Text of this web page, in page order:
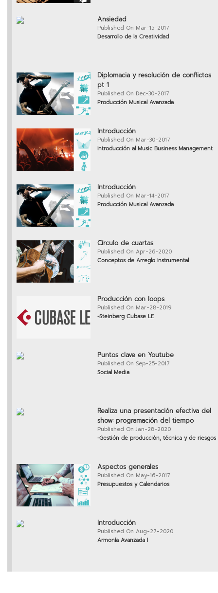
Ansiedad
Published On Mar-15-2017
Desarrollo de la Creatividad
Diplomacia y resolución de conflictos
pt 1
Published On Dec-30-2017
Producción Musical Avanzada
Introducción
Published On Mar-30-2017
Introducción al Music Business Management
Introducción
Published On Mar-14-2017
Producción Musical Avanzada
Círculo de cuartas
Published On Apr-26-2020
Conceptos de Arreglo Instrumental
Producción con loops
Published On Mar-28-2019
-Steinberg Cubase LE
Puntos clave en Youtube
Published On Sep-25-2017
Social Media
Realiza una presentación efectiva del
show: programación del tiempo
Published On Jan-28-2020
-Gestión de producción, técnica y de riesgos
Aspectos generales
Published On May-16-2017
Presupuestos y Calendarios
Introducción
Published On Aug-27-2020
Armonía Avanzada I